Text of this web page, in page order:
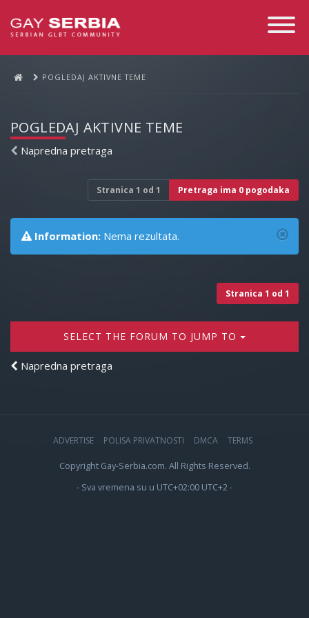
Toggle
POGLEDAJ AKTIVNE TEME
POGLEDAJ AKTIVNE TEME
Napredna pretraga
Stranica 1 od 1 Pretraga ima 0 pogodaka
Information: Nema rezultata.
Stranica 1 od 1
SELECT THE FORUM TO JUMP TO
Napredna pretraga
ADVERTISE POLISA PRIVATNOSTI DMCA TERMS
Copyright Gay-Serbia.com. All Rights Reserved.
- Sva vremena su u UTC+02:00 UTC+2 -